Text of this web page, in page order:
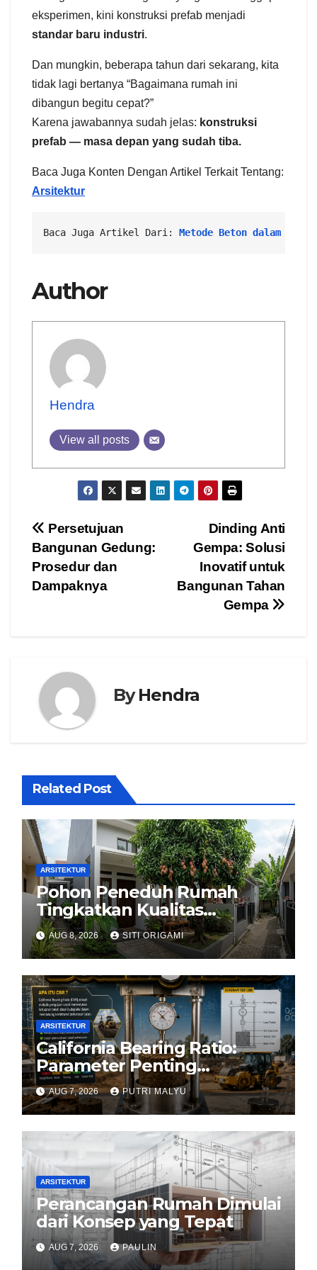
eksperimen, kini konstruksi prefab menjadi
standar baru industri.
Dan mungkin, beberapa tahun dari sekarang, kita
tidak lagi bertanya “Bagaimana rumah ini
dibangun begitu cepat?”
Karena jawabannya sudah jelas: konstruksi
prefab — masa depan yang sudah tiba.
Baca Juga Konten Dengan Artikel Terkait Tentang:
Arsitektur
Baca Juga Artikel Dari: Metode Beton dalam
Author
Hendra
View all posts
Post
navigation
Dinding Anti
Gempa: Solusi
Inovatif untuk
Bangunan Tahan
Gempa
Persetujuan
Bangunan Gedung:
Prosedur dan
Dampaknya
ByHendra
Related Post
ARSITEKTUR
Pohon Peneduh Rumah
Tingkatkan Kualitas
Arsitektur Hunian
AUG 8, 2026 SITI ORIGAMI
ARSITEKTUR
California Bearing Ratio:
Parameter Penting
Kekuatan Tanah Konstruksi
AUG 7, 2026 PUTRI MALYU
ARSITEKTUR
Perancangan Rumah Dimulai
dari Konsep yang Tepat
AUG 7, 2026 PAULIN